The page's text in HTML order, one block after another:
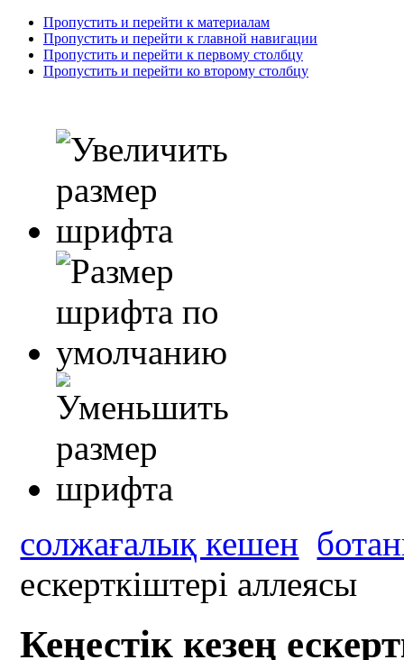
Пропустить и перейти к материалам
Пропустить и перейти к главной навигации
Пропустить и перейти к первому столбцу
Пропустить и перейти ко второму столбцу
солжағалық кешен
ескерткіштері аллеясы
Кеңестік кезең